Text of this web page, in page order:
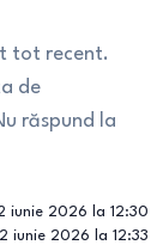
tot recent.
de
răspund la
iunie 2026 la 12:30
iunie 2026 la 12:33